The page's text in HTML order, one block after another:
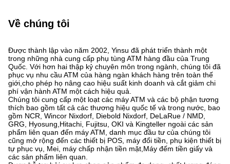
Về chúng tôi
Được thành lập vào năm 2002, Yinsu đã phát triển thành một
trong những nhà cung cấp phụ tùng ATM hàng đầu của Trung
Quốc. Với hơn hai thập kỷ chuyên môn trong ngành, chúng tôi đã
phục vụ nhu cầu ATM của hàng ngàn khách hàng trên toàn thế
giới,cho phép họ nâng cao hiệu suất kinh doanh và cắt giảm chi
phí vận hành ATM một cách hiệu quả.
Chúng tôi cung cấp một loạt các máy ATM và các bộ phận tương
thích bao gồm tất cả các thương hiệu quốc tế và trong nước, bao
gồm NCR, Wincor Nixdorf, Diebold Nixdorf, DeLaRue / NMD,
GRG, Hyosung,Hitachi, Fujitsu, OKI và Kingteller ngoài các sản
phẩm liên quan đến máy ATM, danh mục đầu tư của chúng tôi
cũng mở rộng đến các thiết bị POS, máy đổi tiền, phụ kiện thiết bị
tự phục vụ, Mei, máy chấp nhận tiền mặt,Máy đếm tiền giấy và
các sản phẩm liên quan.